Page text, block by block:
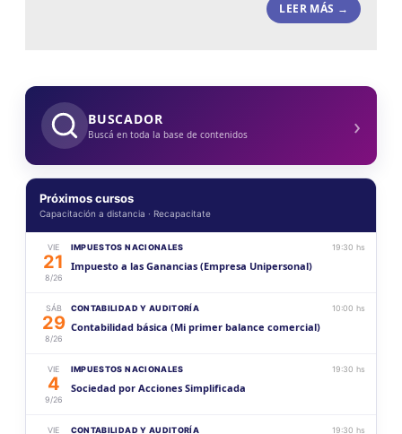
LEER MÁS →
BUSCADOR
Buscá en toda la base de contenidos ›
Próximos cursos
Capacitación a distancia · Recapacitate
VIE
21
8/26
IMPUESTOS NACIONALES 19:30 hs
Impuesto a las Ganancias (Empresa Unipersonal)
SÁB
29
8/26
CONTABILIDAD Y AUDITORÍA 10:00 hs
Contabilidad básica (Mi primer balance comercial)
VIE
4
9/26
IMPUESTOS NACIONALES 19:30 hs
Sociedad por Acciones Simplificada
VIE CONTABILIDAD Y AUDITORÍA 19:30 hs